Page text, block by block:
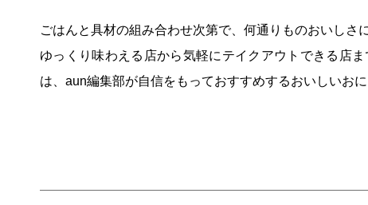
ごはんと具材の組み合わせ次第で、何通りものおいし
ゆっくり味わえる店から気軽にテイクアウトできる店
は、aun編集部が自信をもっておすすめするおいしいおに